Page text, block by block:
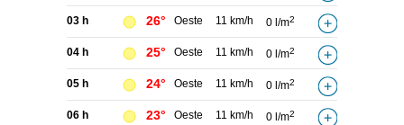
03 h 26° Oeste 11 km/h 0 l/m2
04 h 25° Oeste 11 km/h 0 l/m2
05 h 24° Oeste 11 km/h 0 l/m2
06 h 23° Oeste 11 km/h 0 l/m2